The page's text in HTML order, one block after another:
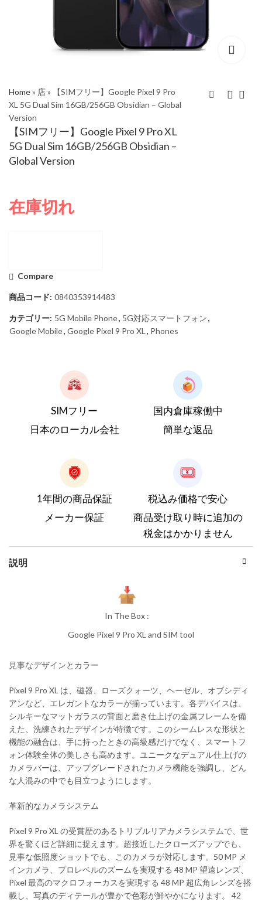
Home» 店»
【SIMフリー】Google Pixel 9 Pro
XL 5G Dual Sim 16GB/256GB Obsidian – Global
Version
【SIMフリー】Google Pixel 9 Pro XL
5G Dual Sim 16GB/256GB Obsidian –
Global Version
【SIMフリー】Google
【SIMフリー】Google
在庫切れ
Compare
商品コード: 0840353914483
カテゴリー: 5G Mobile Phone, 5G対応スマートフォン,
Google Mobile, Google Pixel 9 Pro XL , Phones
SIMフリー
日本のローカル会社
国内倉庫稼働中
簡単な返品
1年間の商品保証
メーカー保証
税込み価格で安心
商品受け取り時に追加の
税金はかかりません
説明
In The Box :
Google Pixel 9 Pro XL and SIM tool
見事なデザインとカラー
Pixel 9 Pro XL は、磁器、ローズクォーツ、ヘーゼル、オブシディ
アンなど、エレガントなカラーが揃っています。各デバイスは、
シルキーなマットガラスの背面と磨き仕上げの金属フレームを備
えた、洗練されたデザインが特徴です。このシームレスな形状と
機能の融合は、手に持ったときの高級感だけでなく、スマートフ
ォン体験全体の美しさも高めます。ユニークなデュアル仕上げの
カメラバーは、アップグレードされたカメラ機能を強調し、どん
な人混みの中でも目立つようにします。
革新的なカメラシステム
Pixel 9 Pro XL の受賞歴のあるトリプルリアカメラシステムで、世
界を驚くほ​​ど詳細に捉えます。超接近したクローズアップでも、
見事な低照度ショットでも、このカメラが対応します。50 MP メ
インカメラ、プロレベルのズームを実現する 48 MP 望遠レンズ、
Pixel 最高のマクロフォーカスを実現する 48 MP 超広角レンズを搭
載し、写真のディテールが豊かで色彩が鮮やかになります。 42